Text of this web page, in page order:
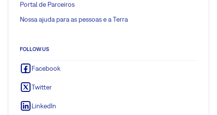
Portal de Parceiros
Nossa ajuda para as pessoas e a Terra
FOLLOW US
Facebook
Twitter
LinkedIn